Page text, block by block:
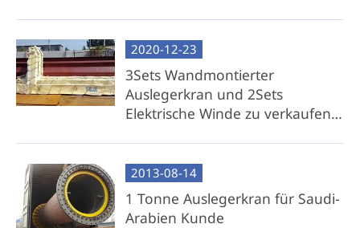
2020-12-23
3Sets Wandmontierter
Auslegerkran und 2Sets
Elektrische Winde zu verkaufen
2013-08-14
1 Tonne Auslegerkran für Saudi-
Arabien Kunde